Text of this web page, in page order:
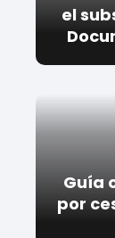
el
Guía
por